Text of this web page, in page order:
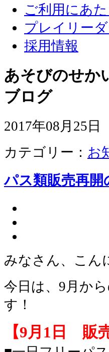
ご利用にあ
プレイリー
採用情報
あそびのせか
ブログ
2017年08月25日
カテゴリー： お
パス類販売再開
みなさん、こん
今日は、9月か
す！
【9月1日 販